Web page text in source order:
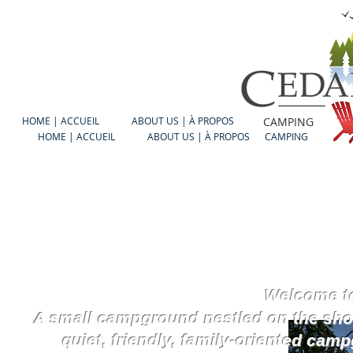
HOME | ACCUEIL ABOUT US | À PROPOS CAMPING
CAMPING
HOME | ACCUEIL ABOUT US | À PROPOS
Welcome
A small campground nestled on the
quiet, friendly,family-oriented